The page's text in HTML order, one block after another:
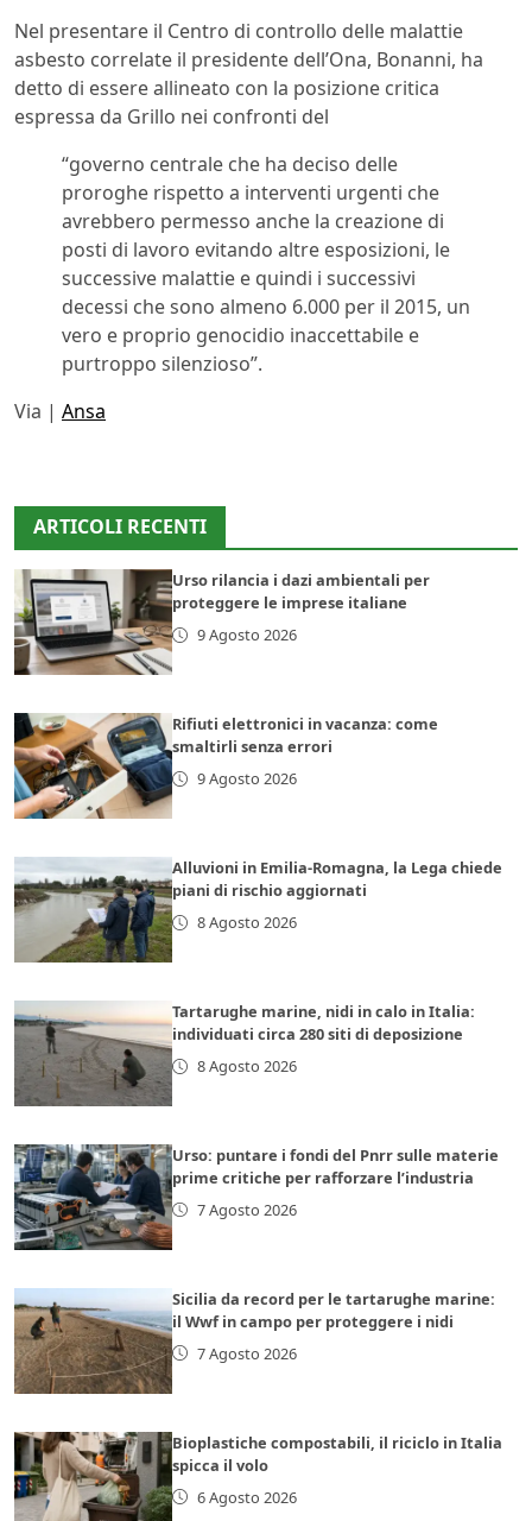
Nel presentare il Centro di controllo delle malattie
asbesto correlate il presidente dell’Ona, Bonanni, ha
detto di essere allineato con la posizione critica
espressa da Grillo nei confronti del
“governo centrale che ha deciso delle
proroghe rispetto a interventi urgenti che
avrebbero permesso anche la creazione di
posti di lavoro evitando altre esposizioni, le
successive malattie e quindi i successivi
decessi che sono almeno 6.000 per il 2015, un
vero e proprio genocidio inaccettabile e
purtroppo silenzioso”.
Via | Ansa
ARTICOLI RECENTI
Urso rilancia i dazi ambientali per
proteggere le imprese italiane
9 Agosto 2026
Rifiuti elettronici in vacanza: come
smaltirli senza errori
9 Agosto 2026
Alluvioni in Emilia-Romagna, la Lega chiede
piani di rischio aggiornati
8 Agosto 2026
Tartarughe marine, nidi in calo in Italia:
individuati circa 280 siti di deposizione
8 Agosto 2026
Urso: puntare i fondi del Pnrr sulle materie
prime critiche per rafforzare l’industria
7 Agosto 2026
Sicilia da record per le tartarughe marine:
il Wwf in campo per proteggere i nidi
7 Agosto 2026
Bioplastiche compostabili, il riciclo in Italia
spicca il volo
6 Agosto 2026